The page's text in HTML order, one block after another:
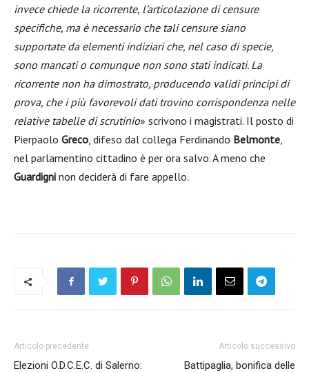
invece chiede la ricorrente, l’articolazione di censure
specifiche, ma è necessario che tali censure siano
supportate da elementi indiziari che, nel caso di specie,
sono mancati o comunque non sono stati indicati. La
ricorrente non ha dimostrato, producendo validi principi di
prova, che i più favorevoli dati trovino corrispondenza nelle
relative tabelle di scrutinio» scrivono i magistrati. Il posto di
Pierpaolo Greco, difeso dal collega Ferdinando Belmonte,
nel parlamentino cittadino è per ora salvo. A meno che
Guardigni non deciderà di fare appello.
Articolo precedente
Elezioni O.D.C.E.C. di Salerno:
Articolo successivo
Battipaglia, bonifica delle